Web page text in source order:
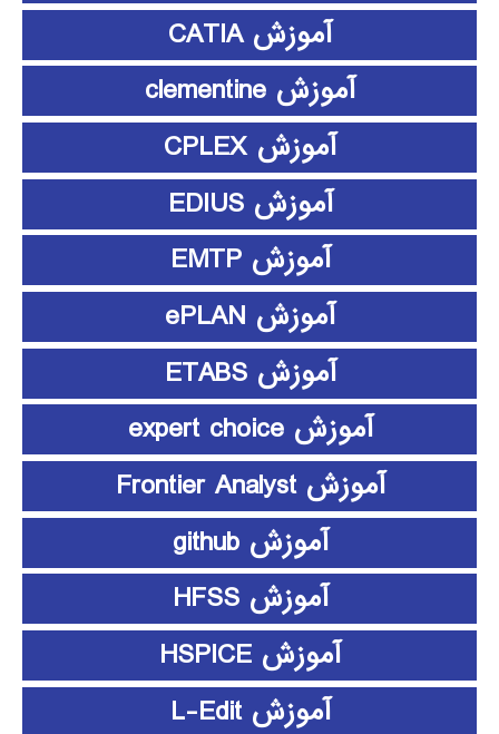
آموزش CATIA
آموزش clementine
آموزش CPLEX
آموزش EDIUS
آموزش EMTP
آموزش ePLAN
آموزش ETABS
آموزش expert choice
آموزش Frontier Analyst
آموزش github
آموزش HFSS
آموزش HSPICE
آموزش L-Edit